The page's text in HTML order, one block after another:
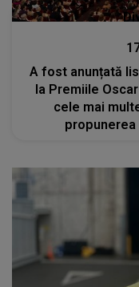
A fost anunțată
la Premiile
cele mai
propunerea